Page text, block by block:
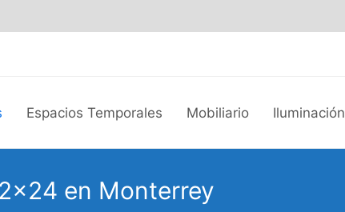
Espacios Temporales Mobiliario Iluminación
en Monterrey